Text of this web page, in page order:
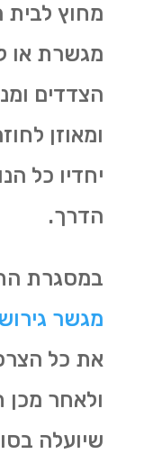
מחוץ
מגשרת או
הצדדים
ומאוזן
יחדיו כל
הדרך.
במסגרת
מגשר
את כל
ולאחר מכן
שיועלה